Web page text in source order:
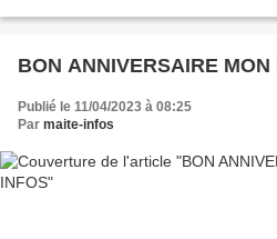
BON ANNIVERSAIRE
Publié le 11/04/2023 à 08:25
Par maite-infos